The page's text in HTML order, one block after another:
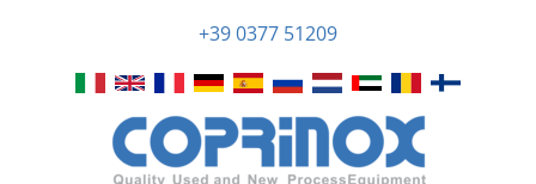
+39 0377 51209